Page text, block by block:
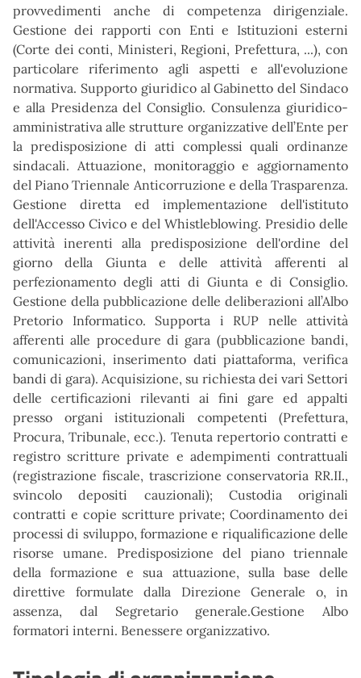
provvedimenti anche di competenza dirigenziale.
Gestione dei rapporti con Enti e Istituzioni esterni
(Corte dei conti, Ministeri, Regioni, Prefettura, ...), con
particolare riferimento agli aspetti e all'evoluzione
normativa. Supporto giuridico al Gabinetto del Sindaco
e alla Presidenza del Consiglio. Consulenza giuridico-
amministrativa alle strutture organizzative dell’Ente per
la predisposizione di atti complessi quali ordinanze
sindacali. Attuazione, monitoraggio e aggiornamento
del Piano Triennale Anticorruzione e della Trasparenza.
Gestione diretta ed implementazione dell'istituto
dell'Accesso Civico e del Whistleblowing. Presidio delle
attività inerenti alla predisposizione dell'ordine del
giorno della Giunta e delle attività afferenti al
perfezionamento degli atti di Giunta e di Consiglio.
Gestione della pubblicazione delle deliberazioni all’Albo
Pretorio Informatico. Supporta i RUP nelle attività
afferenti alle procedure di gara (pubblicazione bandi,
comunicazioni, inserimento dati piattaforma, verifica
bandi di gara). Acquisizione, su richiesta dei vari Settori
delle certificazioni rilevanti ai fini gare ed appalti
presso organi istituzionali competenti (Prefettura,
Procura, Tribunale, ecc.). Tenuta repertorio contratti e
registro scritture private e adempimenti contrattuali
(registrazione fiscale, trascrizione conservatoria RR.II.,
svincolo depositi cauzionali); Custodia originali
contratti e copie scritture private; Coordinamento dei
processi di sviluppo, formazione e riqualificazione delle
risorse umane. Predisposizione del piano triennale
della formazione e sua attuazione, sulla base delle
direttive formulate dalla Direzione Generale o, in
assenza, dal Segretario generale.Gestione Albo
formatori interni. Benessere organizzativo.